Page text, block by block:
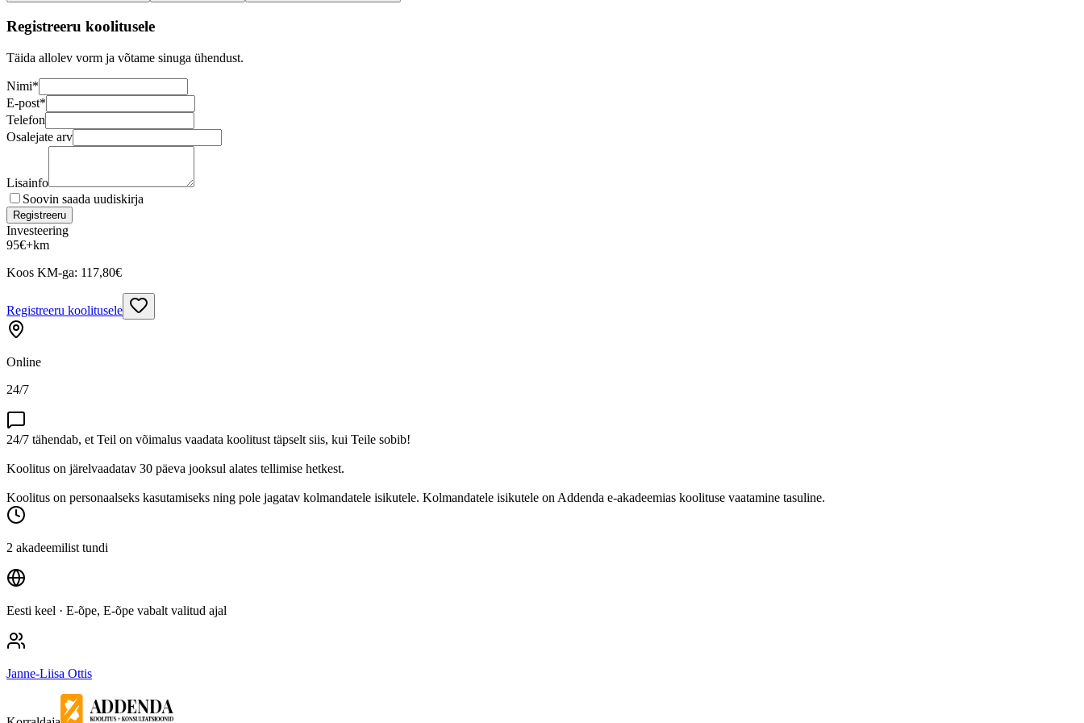
Registreeru koolitusele
Täida allolev vorm ja võtame sinuga ühendust.
Nimi*
E-post*
Telefon
Osalejate arv
Lisainfo
Soovin saada uudiskirja
Registreeru
Investeering
95€+km
Koos KM-ga: 117,80€
Registreeru koolitusele
Online
24/7
24/7 tähendab, et Teil on võimalus vaadata koolitust täpselt siis, kui Teile sobib!
Koolitus on järelvaadatav 30 päeva jooksul alates tellimise hetkest.
Koolitus on personaalseks kasutamiseks ning pole jagatav kolmandatele isikutele. Kolmandatele isikutele on Addenda e-akadeemias koolituse vaatamine tasuline.
2 akadeemilist tundi
Eesti keel · E-õpe, E-õpe vabalt valitud ajal
Janne-Liisa Ottis